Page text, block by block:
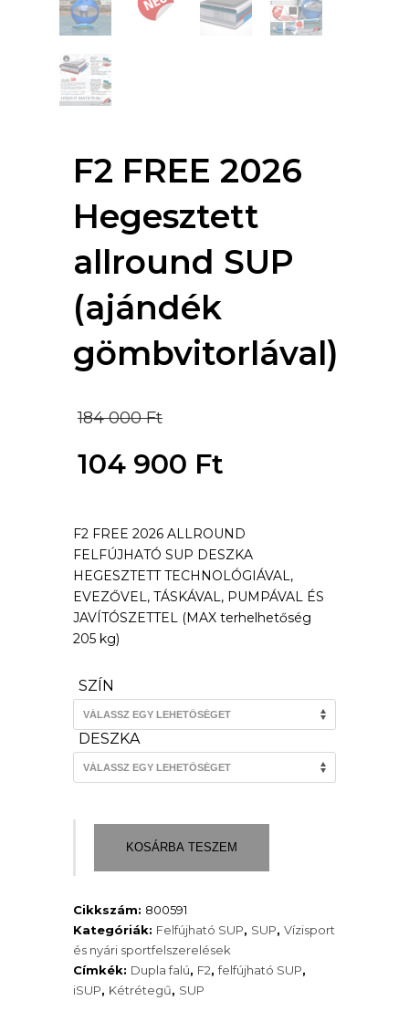
F2 FREE 2026
Hegesztett
allround SUP
(ajándék
gömbvitorlával)
184 000Ft
price
184
000 Ft.
104 900 Ft
price
is:
104
900 Ft.
F2 FREE 2026 ALLROUND
FELFÚJHATÓ SUP DESZKA
HEGESZTETT TECHNOLÓGIÁVAL,
EVEZŐVEL, TÁSKÁVAL, PUMPÁVAL ÉS
JAVÍTÓSZETTEL (MAX terhelhetőség
205 kg)
SZÍN
DESZKA
2026
allround
SUP
(ajándék
gömbvitorlával)
mennyiség
KOSÁRBA TESZEM
Cikkszám: 800591
Kategóriák: Felfújható SUP, SUP, Vízisport
és nyári sportfelszerelések
Címkék: Dupla falú, F2,felfújható SUP,
iSUP, Kétrétegű, SUP